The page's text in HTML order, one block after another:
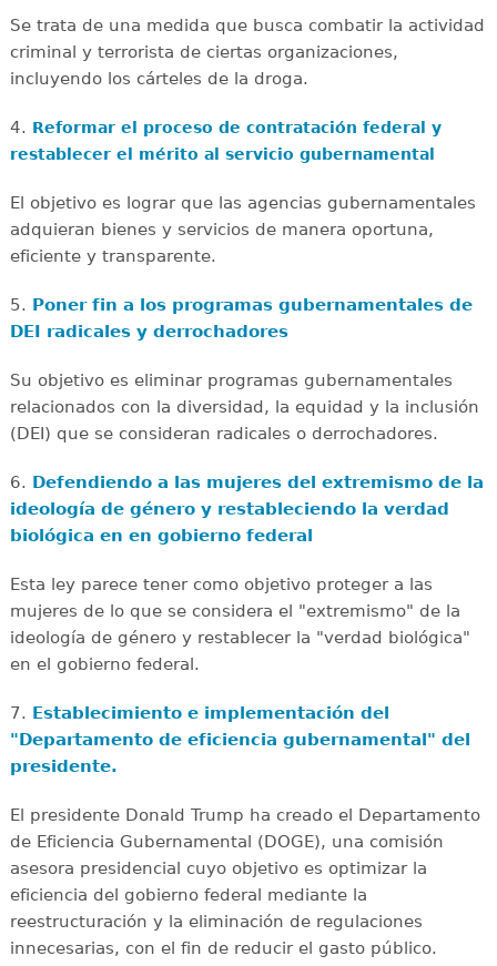
Se trata de una medida que busca combatir la actividad
criminal y terrorista de ciertas organizaciones,
incluyendo los cárteles de la droga.
4. Reformar el proceso de contratación federal y
restablecer el mérito al servicio gubernamental
El objetivo es lograr que las agencias gubernamentales
adquieran bienes y servicios de manera oportuna,
eficiente y transparente.
5. Poner fin a los programas gubernamentales de
DEI radicales y derrochadores
Su objetivo es eliminar programas gubernamentales
relacionados con la diversidad, la equidad y la inclusión
(DEI) que se consideran radicales o derrochadores.
6. Defendiendo a las mujeres del extremismo de la
ideología de género y restableciendo la verdad
biológica en en gobierno federal
Esta ley parece tener como objetivo proteger a las
mujeres de lo que se considera el "extremismo" de la
ideología de género y restablecer la "verdad biológica"
en el gobierno federal.
7. Establecimiento e implementación del
"Departamento de eficiencia gubernamental" del
presidente.
El presidente Donald Trump ha creado el Departamento
de Eficiencia Gubernamental (DOGE), una comisión
asesora presidencial cuyo objetivo es optimizar la
eficiencia del gobierno federal mediante la
reestructuración y la eliminación de regulaciones
innecesarias, con el fin de reducir el gasto público.